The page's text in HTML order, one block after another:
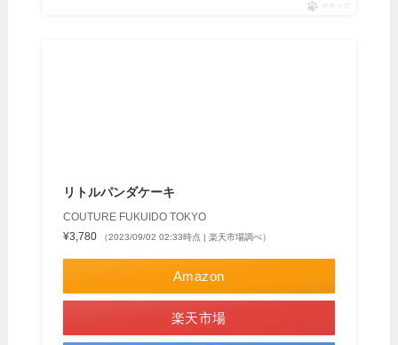
ポチップ
リトルパンダケーキ
COUTURE FUKUIDO TOKYO
¥3,780
（2023/09/02 02:33時点 | 楽天市場調べ）
Amazon
楽天市場